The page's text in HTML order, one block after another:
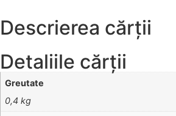
Descrierea cărții
Detaliile cărții
Greutate
0,4 kg